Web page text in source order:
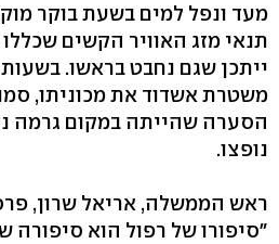
מעד ונפל למים בשעת בוקר
תנאי מזג האוויר הקשים שכללו
ייתכן שגם נחבט בראשו.
משטרת אשדוד את מכוניתו,
הסערה שהייתה במקום גרמה
נופצו.
ראש הממשלה, אריאל שרון,
"סיפורו של רפול הוא